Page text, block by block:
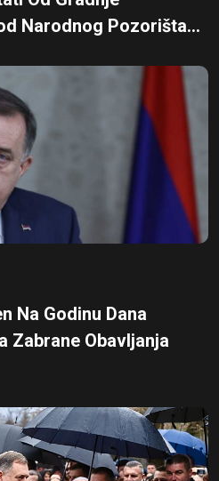
Narodnog Pozorišta...
Na Godinu Dana
Zabrane Obavljanja